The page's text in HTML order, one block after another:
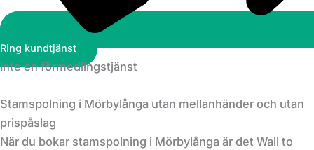
Ring kundtjänst
Inte en förmedlingstjänst
Stamspolning i Mörbylånga utan mellanhänder och utan
prispåslag
När du bokar stamspolning i Mörbylånga är det Wall to